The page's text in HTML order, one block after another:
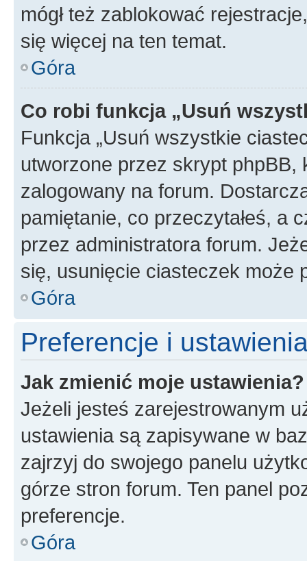
mógł też zablokować
się więcej na ten temat.
Góra
Co robi funkcja „Usuń
Funkcja „Usuń wszystkie
utworzone przez skrypt
zalogowany na forum.
pamiętanie, co przeczytałeś, a
przez administratora forum.
się, usunięcie ciasteczek może
Góra
Preferencje i
Jak zmienić moje ustawienia?
Jeżeli jesteś zarejestrowanym
ustawienia są zapisywane w
zajrzyj do swojego panelu
górze stron forum. Ten panel
preferencje.
Góra